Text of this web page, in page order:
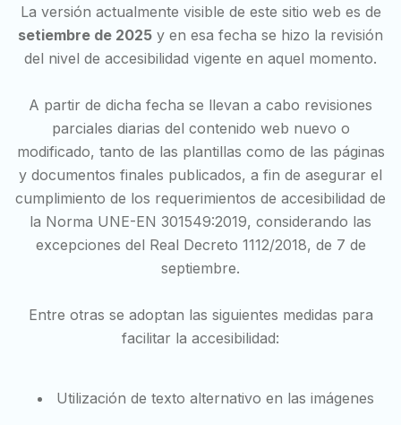
La versión actualmente visible de este sitio web es de
setiembre de 2025 y en esa fecha se hizo la revisión
del nivel de accesibilidad vigente en aquel momento.
A partir de dicha fecha se llevan a cabo revisiones
parciales diarias del contenido web nuevo o
modificado, tanto de las plantillas como de las páginas
y documentos finales publicados, a fin de asegurar el
cumplimiento de los requerimientos de accesibilidad de
la Norma UNE-EN 301549:2019, considerando las
excepciones del Real Decreto 1112/2018, de 7 de
septiembre.
Entre otras se adoptan las siguientes medidas para
facilitar la accesibilidad:
Utilización de texto alternativo en las imágenes